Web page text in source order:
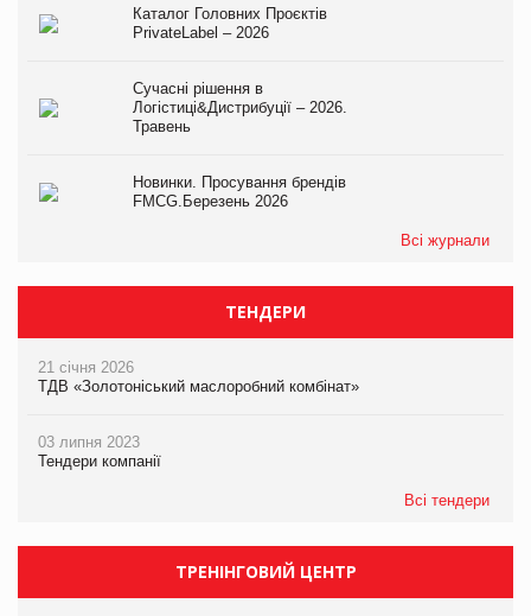
Каталог Головних Проєктів
PrivateLabel – 2026
Сучасні рішення в
Логістиці&Дистрибуції – 2026.
Травень
Новинки. Просування брендів
FMCG.Березень 2026
Всі журнали
ТЕНДЕРИ
21 січня 2026
ТДВ «Золотоніський маслоробний комбінат»
03 липня 2023
Тендери компанії
Всі тендери
ТРЕНІНГОВИЙ ЦЕНТР